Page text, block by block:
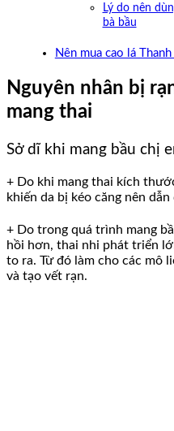
Lý do nên
bà bầu
Nên mua cao lá
Nguyên nhân bị
mang thai
Sở dĩ khi mang bầu chị
+ Do khi mang thai kích
khiến da bị kéo căng nên
+ Do trong quá trình mang
hồi hơn, thai nhi phát triển
to ra. Từ đó làm cho các mô
và tạo vết rạn.